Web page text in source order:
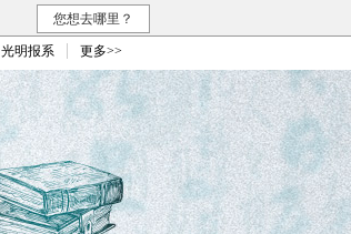
您想去哪里？
光明报系 更多>>